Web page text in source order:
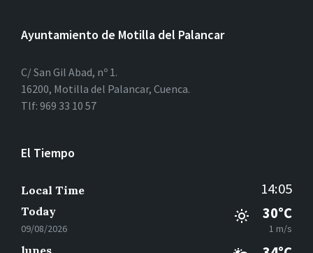
Ayuntamiento de Motilla del Palancar
C/ San Gil Abad, nº 1.
16200, Motilla del Palancar, Cuenca.
Tlf: 969 33 10 57
El Tiempo
Local Time 14:05
Today
09/08/2026
30°C
1 m/s
lunes